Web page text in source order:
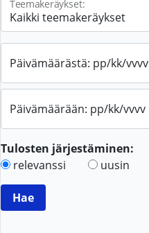
Teemakeräykset:
Päivämäärästä: pp/kk/vvvv
Päivämäärään: pp/kk/vvvv
Tulosten järjestäminen:
relevanssi
uusin